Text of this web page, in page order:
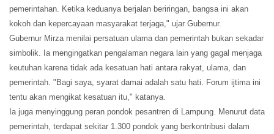
pemerintahan. Ketika keduanya berjalan beriringan, bangsa ini akan
kokoh dan kepercayaan masyarakat terjaga," ujar Gubernur.
Gubernur Mirza menilai persatuan ulama dan pemerintah bukan sekadar
simbolik. Ia mengingatkan pengalaman negara lain yang gagal menjaga
keutuhan karena tidak ada kesatuan hati antara rakyat, ulama, dan
pemerintah. "Bagi saya, syarat damai adalah satu hati. Forum ijtima ini
tentu akan mengikat kesatuan itu," katanya.
Ia juga menyinggung peran pondok pesantren di Lampung. Menurut data
pemerintah, terdapat sekitar 1.300 pondok yang berkontribusi dalam